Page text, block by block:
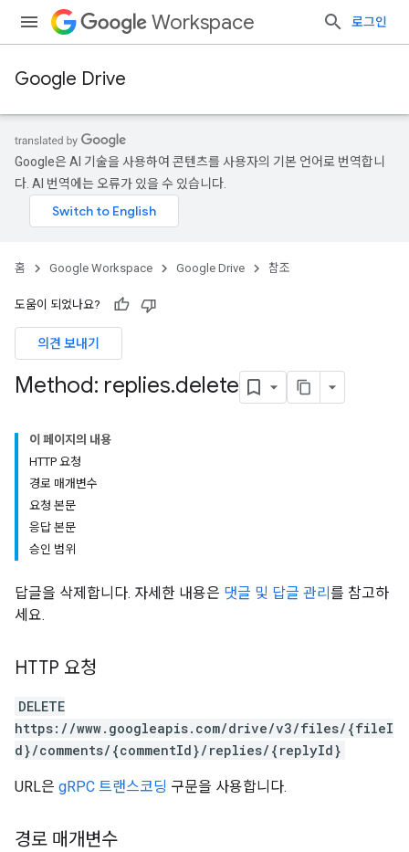
Workspace 로그인
Google Drive
Google은 AI 기술을 사용하여 콘텐츠를 사용자의 기본 언어로 번역합니
다. AI 번역에는 오류가 있을 수 있습니다.
홈 Google Workspace Google Drive 참조
도움이 되었나요?
의견 보내기
Method: replies.delete
이 페이지의 내용
HTTP 요청
경로 매개변수
요청 본문
응답 본문
승인 범위
답글을 삭제합니다. 자세한 내용은 댓글 및 답글 관리 를 참고하
세요.
HTTP 요청
DELETE
https://www.googleapis.com/drive/v3/files/{fileI
d}/comments/{commentId}/replies/{replyId}
URL은 gRPC 트랜스코딩 구문을 사용합니다.
경로 매개변수